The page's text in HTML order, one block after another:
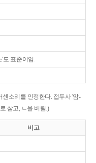
'도 표준어임.
소리를 인정한다. 접두사 '암-
삼고, ㄴ을 버림.)
비고